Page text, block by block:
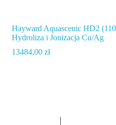
Hayward Aquascenic HD2
Hydroliza i Jonizacja Cu/Ag
13484,00zł